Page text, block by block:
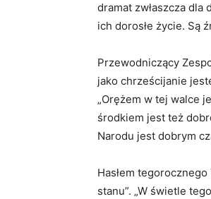
dramat zwłaszcza dla
ich dorosłe życie. Są
Przewodniczący
jako chrześcijanie
„Orężem w tej walce
środkiem jest też
Narodu jest dobrym
Hasłem
stanu”. „W świetle